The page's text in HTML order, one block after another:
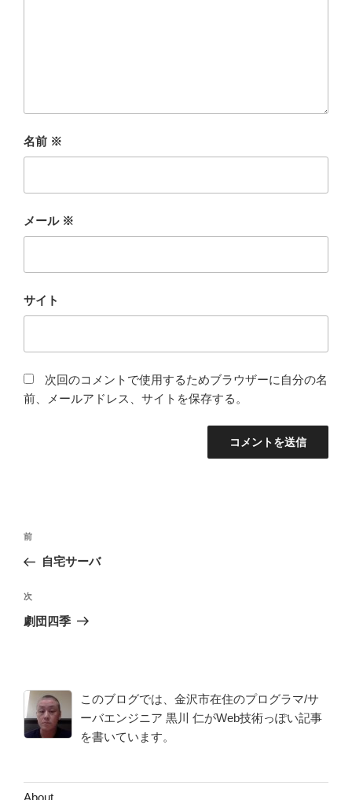
名前 ※
メール ※
サイト
次回のコメントで使用するためブラウザーに自分の名
前、メールアドレス、サイトを保存する。
投
ナ
ビ
ゲ
ン
前
の
稿
前
自宅サーバ
次
の
次
劇団四季
このブログでは、金沢市在住のプログラマ/サ
ーバエンジニア 黒川 仁がWeb技術っぽい記事
を書いています。